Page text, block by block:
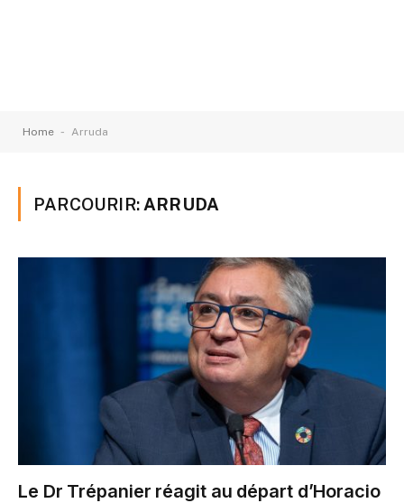
Home - Arruda
PARCOURIR: ARRUDA
Le Dr Trépanier réagit au départ d’Horacio